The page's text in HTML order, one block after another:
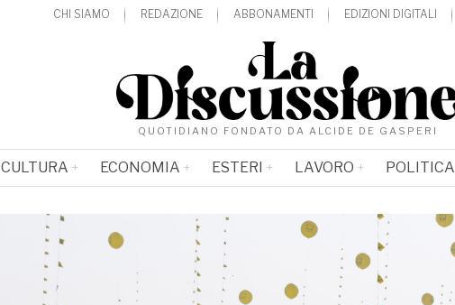
CHI SIAMO REDAZIONE ABBONAMENTI EDIZIONI DIGITALI
QUOTIDIANO FONDATO DA ALCIDE DE GASPERI
CULTURA ECONOMIA ESTERI LAVORO POLITICA